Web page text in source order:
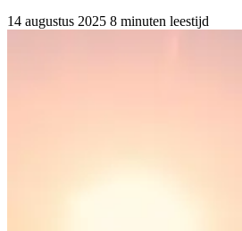
14 augustus 2025 8 minuten leestijd